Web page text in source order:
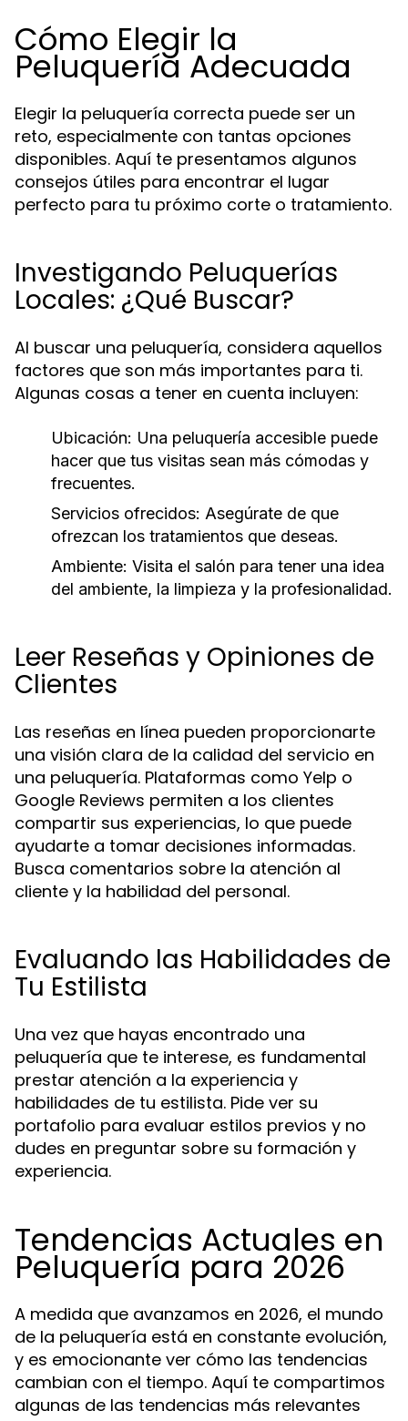
Cómo Elegir la
Peluquería Adecuada
Elegir la peluquería correcta puede ser un
reto, especialmente con tantas opciones
disponibles. Aquí te presentamos algunos
consejos útiles para encontrar el lugar
perfecto para tu próximo corte o tratamiento.
Investigando Peluquerías
Locales: ¿Qué Buscar?
Al buscar una peluquería, considera aquellos
factores que son más importantes para ti.
Algunas cosas a tener en cuenta incluyen:
Ubicación: Una peluquería accesible puede
hacer que tus visitas sean más cómodas y
frecuentes.
Servicios ofrecidos: Asegúrate de que
ofrezcan los tratamientos que deseas.
Ambiente: Visita el salón para tener una idea
del ambiente, la limpieza y la profesionalidad.
Leer Reseñas y Opiniones de
Clientes
Las reseñas en línea pueden proporcionarte
una visión clara de la calidad del servicio en
una peluquería. Plataformas como Yelp o
Google Reviews permiten a los clientes
compartir sus experiencias, lo que puede
ayudarte a tomar decisiones informadas.
Busca comentarios sobre la atención al
cliente y la habilidad del personal.
Evaluando las Habilidades de
Tu Estilista
Una vez que hayas encontrado una
peluquería que te interese, es fundamental
prestar atención a la experiencia y
habilidades de tu estilista. Pide ver su
portafolio para evaluar estilos previos y no
dudes en preguntar sobre su formación y
experiencia.
Tendencias Actuales en
Peluquería para 2026
A medida que avanzamos en 2026, el mundo
de la peluquería está en constante evolución,
y es emocionante ver cómo las tendencias
cambian con el tiempo. Aquí te compartimos
algunas de las tendencias más relevantes